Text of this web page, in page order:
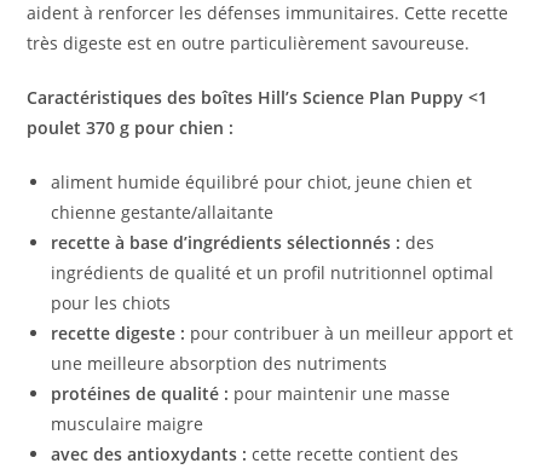
aident à renforcer les défenses immunitaires. Cette recette
très digeste est en outre particulièrement savoureuse.
Caractéristiques des boîtes Hill’s Science Plan Puppy <1
poulet 370 g pour chien :
aliment humide équilibré pour chiot, jeune chien et
chienne gestante/allaitante
recette à base d’ingrédients sélectionnés : des
ingrédients de qualité et un profil nutritionnel optimal
pour les chiots
recette digeste : pour contribuer à un meilleur apport et
une meilleure absorption des nutriments
protéines de qualité : pour maintenir une masse
musculaire maigre
avec des antioxydants : cette recette contient des